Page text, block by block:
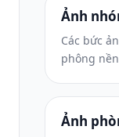
Ảnh
Các bức
phông
hợp với
ảnh đồng
Ảnh